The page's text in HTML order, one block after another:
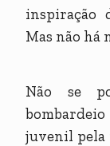
inspiração
Mas não há
Não se
juvenil pela